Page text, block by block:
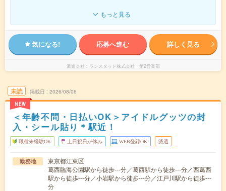
もっと見る
気になる! 応募へ進む 詳しく見る
派遣会社 ランスタッド株式会社 第2営業部
未読
NEW
掲載日 2026/08/06
＜年齢不問・日払いOK＞アイドルグッツの封
入・シール貼り＊駅近！
職種未経験OK 土日祝日が休み WEB登録OK 派遣
勤務地
東京都江東区
葛西臨海公園駅から徒歩---分／葛西駅から徒歩---分／西葛西
駅から徒歩---分／小岩駅から徒歩---分／江戸川駅から徒歩---
分